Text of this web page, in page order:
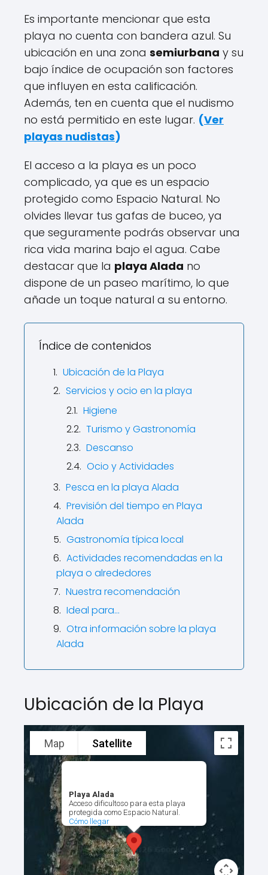
Es importante mencionar que esta
playa no cuenta con bandera azul. Su
ubicación en una zona semiurbana y su
bajo índice de ocupación son factores
que influyen en esta calificación.
Además, ten en cuenta que el nudismo
no está permitido en este lugar. (Ver
playas nudistas)
El acceso a la playa es un poco
complicado, ya que es un espacio
protegido como Espacio Natural. No
olvides llevar tus gafas de buceo, ya
que seguramente podrás observar una
rica vida marina bajo el agua. Cabe
destacar que la playa Alada no
dispone de un paseo marítimo, lo que
añade un toque natural a su entorno.
Índice de contenidos
Ubicación de la Playa
Servicios y ocio en la playa
Higiene
Turismo y Gastronomía
Descanso
Ocio y Actividades
Pesca en la playa Alada
Previsión del tiempo en Playa
Alada
Gastronomía típica local
Actividades recomendadas en la
playa o alrededores
Nuestra recomendación
Ideal para…
Otra información sobre la playa
Alada
Ubicación de la Playa
Playa Alada
Acceso dificultoso para esta playa
protegida como Espacio Natural.
Cómo llegar
Map Satellite